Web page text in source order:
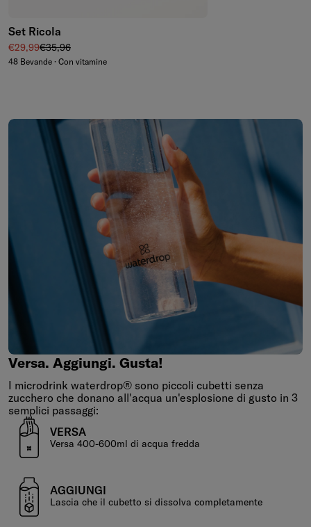
Set Ricola
Prezzo di vendita
€29,99Prezzo regolare
€35,96
48 Bevande · Con vitamine
Versa. Aggiungi. Gusta!
Versa. Aggiungi. Gusta!
I microdrink waterdrop® sono piccoli cubetti senza
zucchero che donano all'acqua un'esplosione di gusto in 3
semplici passaggi:
VERSA
Versa 400-600ml di acqua fredda
AGGIUNGI
Lascia che il cubetto si dissolva completamente